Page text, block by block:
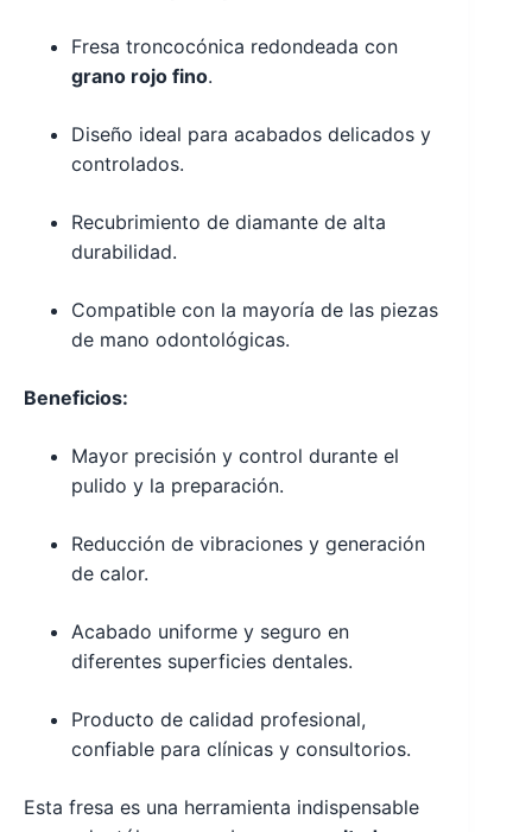
Fresa troncocónica redondeada con
grano rojo fino.
Diseño ideal para acabados delicados y
controlados.
Recubrimiento de diamante de alta
durabilidad.
Compatible con la mayoría de las piezas
de mano odontológicas.
Beneficios:
Mayor precisión y control durante el
pulido y la preparación.
Reducción de vibraciones y generación
de calor.
Acabado uniforme y seguro en
diferentes superficies dentales.
Producto de calidad profesional,
confiable para clínicas y consultorios.
Esta fresa es una herramienta indispensable